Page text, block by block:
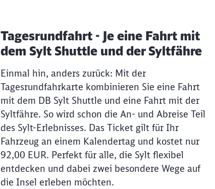
Tagesrundfahrt - Je eine Fahrt mit
dem Sylt Shuttle und der Syltfähre
Einmal hin, anders zurück: Mit der
Tagesrundfahrkarte kombinieren Sie eine Fahrt
mit dem DB Sylt Shuttle und eine Fahrt mit der
Syltfähre. So wird schon die An- und Abreise Teil
des Sylt-Erlebnisses. Das Ticket gilt für Ihr
Fahrzeug an einem Kalendertag und kostet nur
92,00 EUR. Perfekt für alle, die Sylt flexibel
entdecken und dabei zwei besondere Wege auf
die Insel erleben möchten.